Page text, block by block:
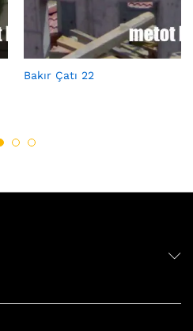
Bakır Çatı 22